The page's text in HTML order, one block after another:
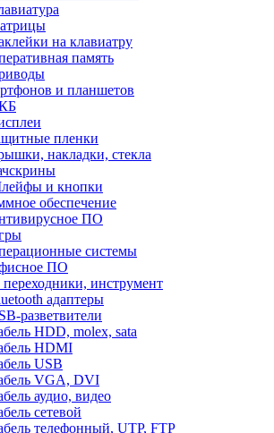
на клавиатру
память
и планшетов
пленки
накладки, стекла
и кнопки
обеспечение
ПО
системы
ПО
инструмент
адаптеры
разветвители
HDD, molex, sata
HDMI
USB
VGA, DVI
аудио, видео
сетевой
телефонный, UTP, FTP